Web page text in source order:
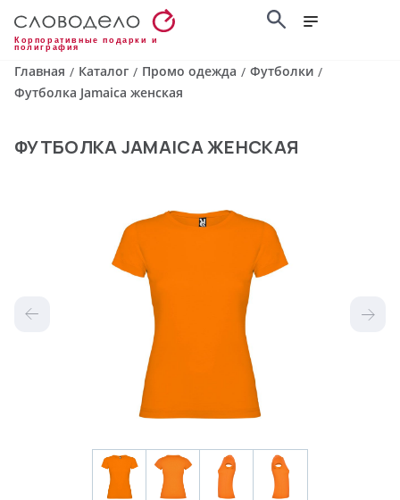
Корпоративные подарки и
полиграфия
Главная / Каталог / Промо одежда / Футболки /
Футболка Jamaica женская
ФУТБОЛКА JAMAICA ЖЕНСКАЯ